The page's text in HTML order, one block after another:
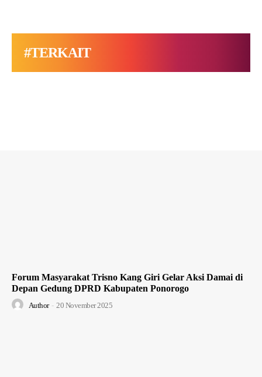
#TERKAIT
Forum Masyarakat Trisno Kang Giri Gelar Aksi Damai di
Depan Gedung DPRD Kabupaten Ponorogo
Author - 20 November 2025